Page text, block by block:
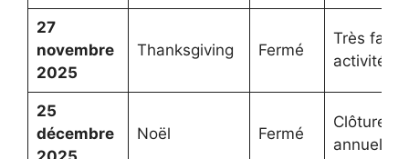
27
novembre
2025
Thanksgiving Fermé
Très
activité la
25
décembre
Noël Fermé
Clôture
annuelle